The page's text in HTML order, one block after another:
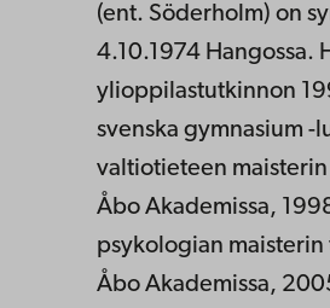
(ent. Söderholm) on
4.10.1974 Hangossa.
ylioppilastutkinnon
svenska gymnasium -
valtiotieteen
Åbo Akademissa,
psykologian
Åbo Akademissa,